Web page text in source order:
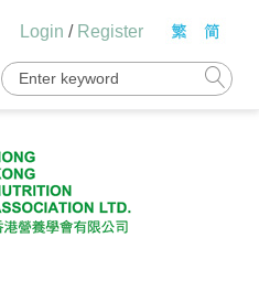
Login / Register
Search
for: